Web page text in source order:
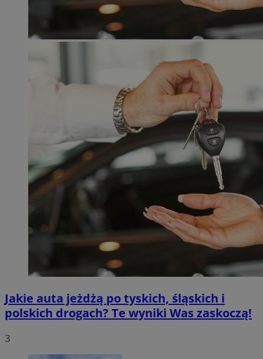
Jakie auta jeżdżą po tyskich, śląskich i
polskich drogach? Te wyniki Was zaskoczą!
3